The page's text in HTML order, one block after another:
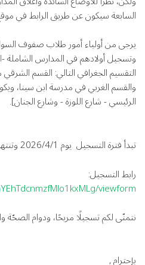
السابعة سيكون عن طريق الرابط في
يرجى من أولياء أمور طلاب صفوف
وتسجيل أولادهم في المدارس الشاملة
التقسيم الجغرافي التالي: القسم
والقسم الغربي في مدرسة ابن سينا،
الرئيسي - شارع اللوزة - وشارع الجنان].
تبدأ فترة التسجيل يوم 2026/4/1 وتنتهي يوم 2026/4/12
رابط التسجيل:
viewform
نتمنّى لكم تسجيلًا مريحًا، ودوام الصحّة
بإحترام ,